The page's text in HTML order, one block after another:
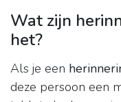
Wat zijn
het?
Als je een
deze persoon een